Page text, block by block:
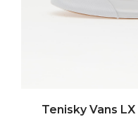
Tenisky Vans